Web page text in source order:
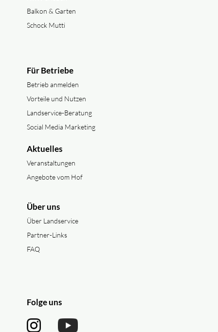
Balkon & Garten
Schock Mutti
Für Betriebe
Betrieb anmelden
Vorteile und Nutzen
Landservice-Beratung
Social Media Marketing
Aktuelles
Veranstaltungen
Angebote vom Hof
Über uns
Über Landservice
Partner-Links
FAQ
Folge uns